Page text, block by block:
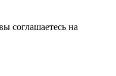
соглашаетесь на